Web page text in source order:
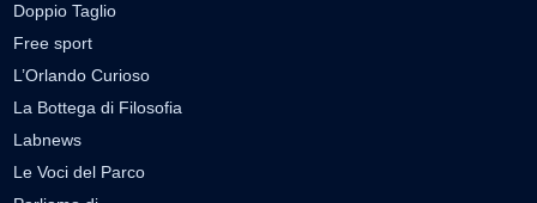
Doppio Taglio
Free sport
L’Orlando Curioso
La Bottega di Filosofia
Labnews
Le Voci del Parco